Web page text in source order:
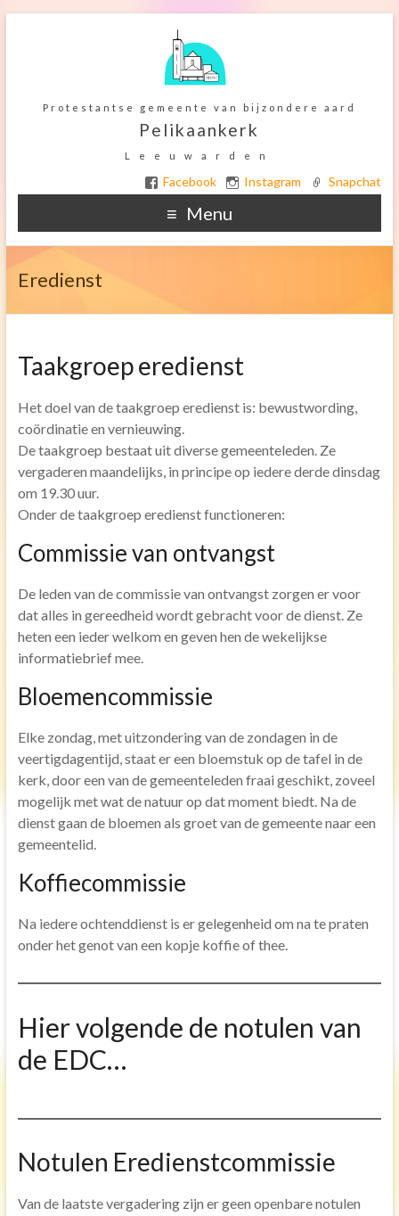
Protestantse gemeente van bijzondere aard
Pelikaankerk
Leeuwarden
Facebook Instagram Snapchat
Menu
Home
Het gebouw
Toren uurwerk
Geschiedenis
Inrichting kerk
Verhuur
Diensten
Vervoer
Koffie na de dienst
Kerkdienst gemist
Ouderen
Gebedsgroep
Ontmoeting
Bijbel studie groep
Samen sterk in Gods werk
Speurtocht
Organisatie
Pastoraat
Eredienst
Taakgroep eredienst
Het doel van de taakgroep eredienst is: bewustwording,
coördinatie en vernieuwing.
De taakgroep bestaat uit diverse gemeenteleden. Ze
vergaderen maandelijks, in principe op iedere derde dinsdag
om 19.30 uur.
Onder de taakgroep eredienst functioneren:
Commissie van ontvangst
De leden van de commissie van ontvangst zorgen er voor
dat alles in gereedheid wordt gebracht voor de dienst. Ze
heten een ieder welkom en geven hen de wekelijkse
informatiebrief mee.
Bloemencommissie
Elke zondag, met uitzondering van de zondagen in de
veertigdagentijd, staat er een bloemstuk op de tafel in de
kerk, door een van de gemeenteleden fraai geschikt, zoveel
mogelijk met wat de natuur op dat moment biedt. Na de
dienst gaan de bloemen als groet van de gemeente naar een
gemeentelid.
Koffiecommissie
Na iedere ochtenddienst is er gelegenheid om na te praten
onder het genot van een kopje koffie of thee.
Hier volgende de notulen van
de EDC…
Notulen Eredienstcommissie
Van de laatste vergadering zijn er geen openbare notulen